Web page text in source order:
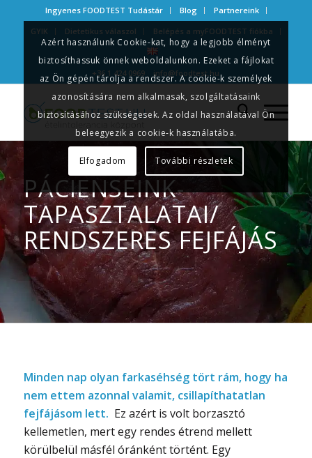
Ingyenes FOODTEST Tudástár Blog
Partnereink
GYIK
Dietetikus válaszol Belépés a myFOODTEST fiókba
+36 1 424 0969 info@foodtest.hu
PÁCIENSEINK-
TAPASZTALATAI/
RENDSZERES FEJFÁJÁS
Minden nap olyan farkaséhség tört rám, hogy ha
nem ettem azonnal valamit, csillapíthatatlan
fejfájásom lett. Ez azért is volt borzasztó
kellemetlen, mert egy rendes étrend mellett
körülbelül másfél óránként történt. Egy
Azért használunk Cookie-kat, hogy a legjobb élményt
biztosíthassuk önnek weboldalunkon. Ezeket a fájlokat
az Ön gépén tárolja a rendszer. A cookie-k személyek
azonosítására nem alkalmasak, szolgáltatásaink
biztosításához szükségesek. Az oldal használatával Ön
beleegyezik a cookie-k használatába.
Elfogadom További részletek